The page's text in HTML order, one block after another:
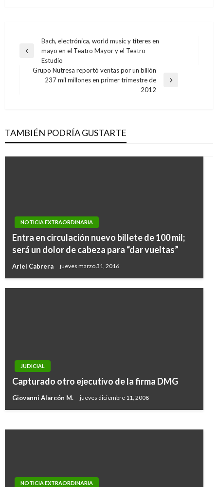
Navegación
de
entradas
Entrada
anterior
Bach, electrónica, world music y títeres en
mayo en el Teatro Mayor y el Teatro
Estudio
Entrada
Grupo Nutresa reportó ventas por un billón
237 mil millones en primer trimestre de
2012
TAMBIÉN PODRÍA GUSTARTE
NOTICIA EXTRAORDINARIA
Entra en circulación nuevo billete de 100 mil;
será un dolor de cabeza para “dar vueltas”
Ariel Cabrera jueves marzo 31, 2016
JUDICIAL
Capturado otro ejecutivo de la firma DMG
Giovanni Alarcón M. jueves diciembre 11, 2008
NOTICIA EXTRAORDINARIA
No habrá aumento del precio de la gasolina en
NOTICIA EXTRAORDINARIA